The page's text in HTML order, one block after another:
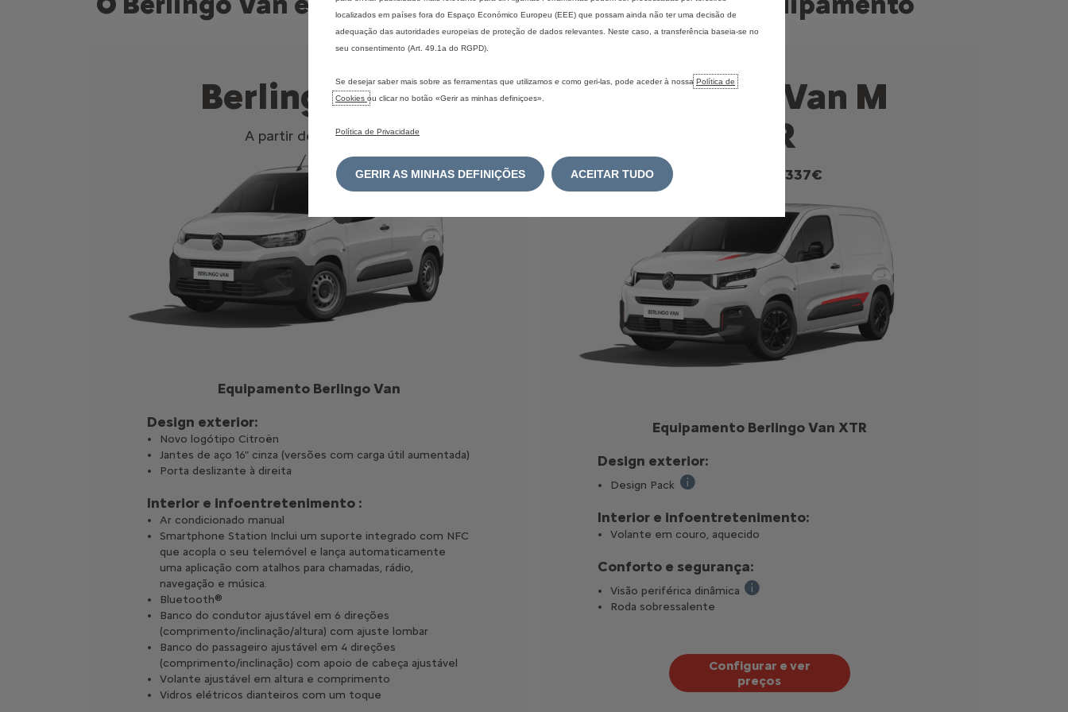
Berlingo Van
A partir de 26291€
Equipamento Berlingo Van
Design exterior:
Novo logótipo Citroën
Jantes de aço 16" cinza (versões com carga útil aumentada)
Porta deslizante à direita
Interior e infoentretenimento :
Ar condicionado manual
Smartphone Station Inclui um suporte integrado com NFC
que acopla o seu telemóvel e lança automaticamente
uma aplicação com atalhos para chamadas, rádio,
navegação e música.
Bluetooth®
Banco do condutor ajustável em 6 direções
(comprimento/inclinação/altura) com ajuste lombar
Banco do passageiro ajustável em 4 direções
(comprimento/inclinação) com apoio de cabeça ajustável
Volante ajustável em altura e comprimento
Vidros elétricos dianteiros com um toque
Berlingo Van M
XTR
29337€
Equipamento Berlingo Van XTR
Design exterior:
Design Pack
Interior e infoentretenimento:
Volante em couro, aquecido
Conforto e segurança:
Visão periférica dinâmica
Roda sobressalente
Configurar e ver
preços
localizados em países fora do Espaço Económico Europeu (EEE) que possam ainda não ter uma decisão de
adequação das autoridades europeias de proteção de dados relevantes. Neste caso, a transferência baseia-se no
seu consentimento (Art. 49.1a do RGPD).
Se desejar saber mais sobre as ferramentas que utilizamos e como geri-las, pode aceder à nossa Política de
Cookies ou clicar no botão «Gerir as minhas definiçoes».
Política de Privacidade
GERIR AS MINHAS DEFINIÇÕES ACEITAR TUDO